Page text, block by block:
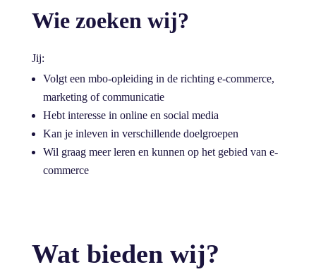
Wie zoeken wij?
Jij:
Volgt een mbo-opleiding in de richting e-commerce,
marketing of communicatie
Hebt interesse in online en social media
Kan je inleven in verschillende doelgroepen
Wil graag meer leren en kunnen op het gebied van e-
commerce
Wat bieden wij?